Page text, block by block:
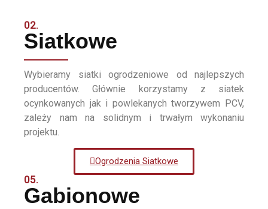
02.
Siatkowe
Wybieramy siatki ogrodzeniowe od najlepszych
producentów. Głównie korzystamy z siatek
ocynkowanych jak i powlekanych tworzywem PCV,
zależy nam na solidnym i trwałym wykonaniu
projektu.
Ogrodzenia Siatkowe
05.
Gabionowe